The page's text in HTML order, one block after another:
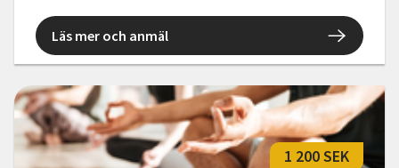
Läs mer och anmäl
1 200 SEK